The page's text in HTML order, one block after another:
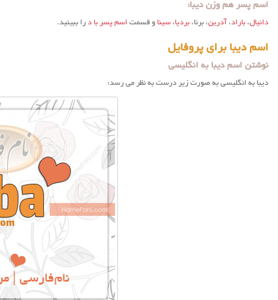
اسم پسر هم وزن دیبا:
دانیال، باراد، آدرین، برنا، بردیا، سینا و قسمت اسم پسر با د را ببینید.
اسم دیبا برای پروفایل
نوشتن اسم دیبا به انگلیسی
دیبا به انگلیسی به صورت زیر درست به نظر می رسد: